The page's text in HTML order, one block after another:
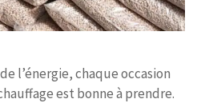
l’énergie, chaque occasion
est bonne à prendre.